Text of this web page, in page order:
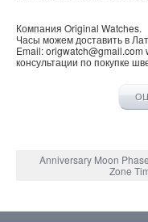
Компания Original Watches.
Часы можем доставить в
Email:origwatch@gmail.com
консультации по покупке
Anniversary Moon
Zone